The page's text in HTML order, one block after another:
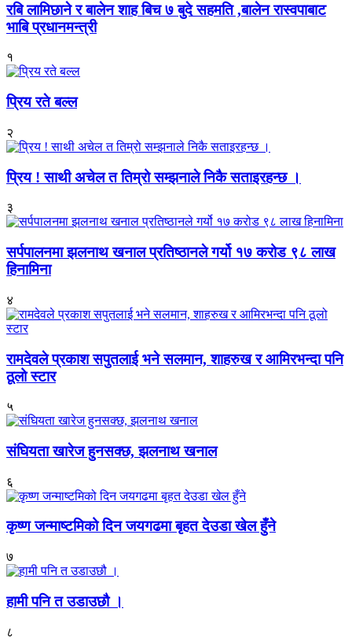
रबि लामिछाने र बालेन शाह बिच ७ बुदे सहमति ,बालेन रास्वपाबाट
भाबि प्रधानमन्त्री
१
प्रिय रते बल्ल
२
प्रिय ! साथी अचेल त तिम्रो सम्झनाले निकै सताइरहन्छ ।
३
सर्पपालनमा झलनाथ खनाल प्रतिष्ठानले गर्यो १७ करोड ९८ लाख
हिनामिना
४
रामदेवले प्रकाश सपुतलाई भने सलमान, शाहरुख र आमिरभन्दा पनि
ठूलो स्टार
५
संघियता खारेज हुनसक्छ, झलनाथ खनाल
६
कृष्ण जन्माष्टमिको दिन जयगढमा बृहत देउडा खेल हुँने
७
हामी पनि त उडाउछौ ।
८